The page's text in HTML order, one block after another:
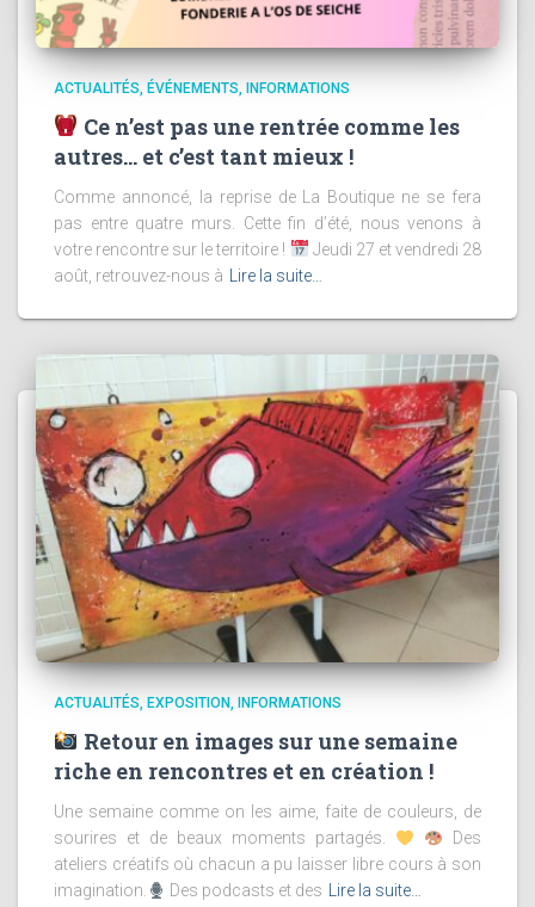
ACTUALITÉS ÉVÉNEMENTS INFORMATIONS
Ce n’est pas une rentrée comme les
autres… et c’est tant mieux !
Comme annoncé, la reprise de La Boutique ne se fera
pas entre quatre murs. Cette fin d’été, nous venons à
votre rencontre sur le territoire !
Jeudi 27 et vendredi 28
août, retrouvez-nous à
Lire la suite…
ACTUALITÉS EXPOSITION INFORMATIONS
Retour en images sur une semaine
riche en rencontres et en création !
Une semaine comme on les aime, faite de couleurs, de
sourires et de beaux moments partagés.
Des
ateliers créatifs où chacun a pu laisser libre cours à son
imagination.
Des podcasts et des Lire la suite…